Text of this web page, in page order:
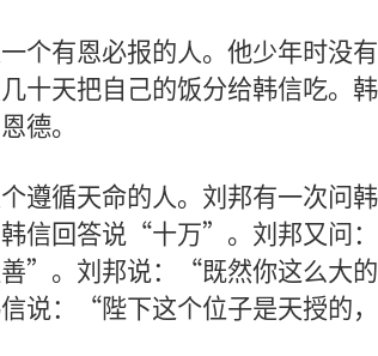
个有恩必报的人。他少年时没
十天把自己的饭分给韩信吃。
德。
遵循天命的人。刘邦有一次问
信回答说“十万”。刘邦又问
”。刘邦说：“既然你这么大
说：“陛下这个位子是天授的